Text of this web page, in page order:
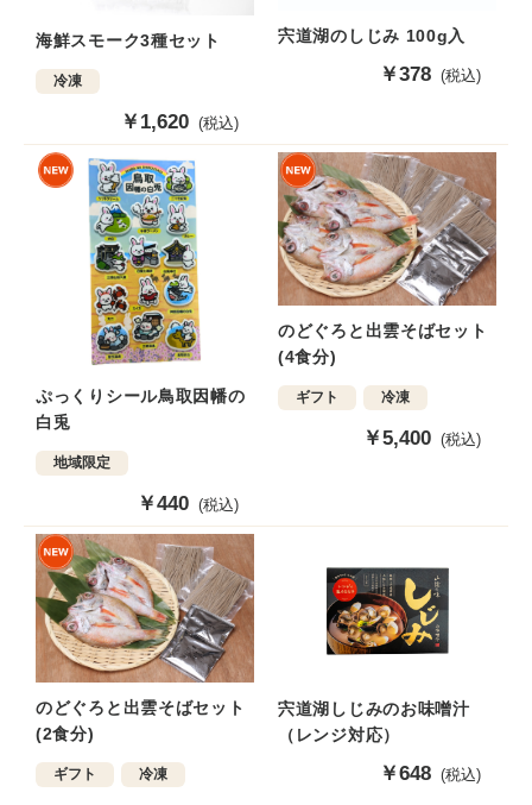
海鮮スモーク3種セット
冷凍
販
売
価
格
￥1,620 (税込)
宍道湖のしじみ 100g入
販
格
￥378 (税込)
ぷっくりシール鳥取因幡の
白兎
地域限定
販
売
価
格
￥440 (税込)
のどぐろと出雲そばセット
(4食分)
ギフト 冷凍
販
￥5,400 (税込)
のどぐろと出雲そばセット
(2食分)
ギフト 冷凍
宍道湖しじみのお味噌汁
（レンジ対応）
販
￥648 (税込)